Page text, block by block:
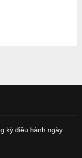
kỳ điều hành ngày